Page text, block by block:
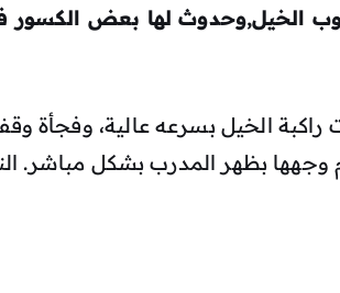
الخيل,وحدوث لها بعض الكسور
الخيل بسرعه عالية، وفجأة
بظهر المدرب بشكل مباشر.